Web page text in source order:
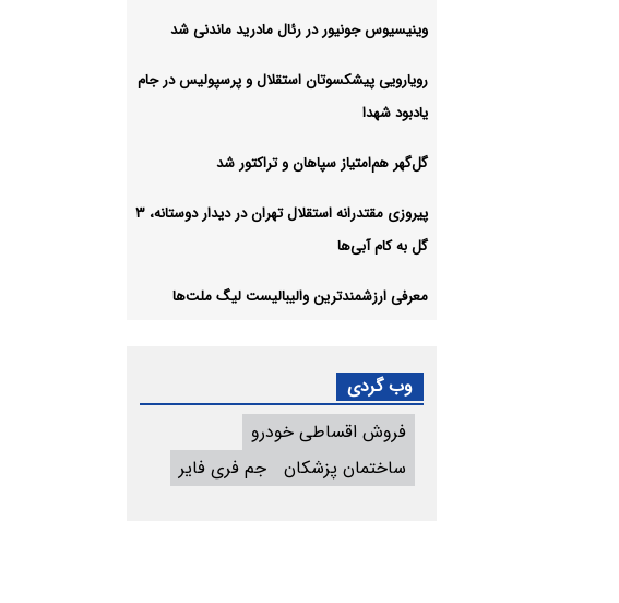
وینیسیوس جونیور در رئال مادرید ماندنی شد
رویارویی پیشکسوتان استقلال و پرسپولیس در جام
یادبود شهدا
گل‌گهر هم‌امتیاز سپاهان و تراکتور شد
پیروزی مقتدرانه استقلال تهران در دیدار دوستانه، ۳
گل به کام آبی‌ها
معرفی ارزشمندترین والیبالیست لیگ ملت‌ها
وب گردی
فروش اقساطی خودرو
ساختمان پزشکان
جم فری فایر